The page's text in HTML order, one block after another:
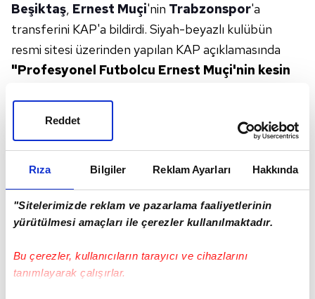
Rıza Bilgiler Reklam Ayarları Hakkında
"Sitelerimizde reklam ve pazarlama faaliyetlerinin
yürütülmesi amaçları ile çerezler kullanılmaktadır.
Bu çerezler, kullanıcıların tarayıcı ve cihazlarını
tanımlayarak çalışırlar.
Reddet
Beşiktaş, Ernest Muçi'nin Trabzonspor'a
transferini KAP'a bildirdi. Siyah-beyazlı kulübün
resmi sitesi üzerinden yapılan KAP açıklamasında
"Profesyonel Futbolcu Ernest Muçi'nin kesin
Trabzonspor Sportif Yatırım ve Futbol
İşletmeciliği A.Ş. tarafından kullanılmıştır.
Buna göre; Trabzonspor Sportif Yatırım ve
Futbol İşletmeciliği A.Ş., kulübümüze
8.500.000 Avro + KDV tutarında ödeme
yapacaktır. Ernest Muçi'ye kulübümüze
katkıları için teşekkür eder, bundan sonraki
kariyerinde başarılar dileriz."